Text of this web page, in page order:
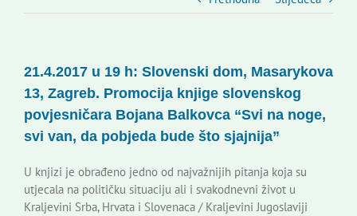
Korisne informacije
21.4.2017 u 19 h: Slovenski dom, Masarykova
13, Zagreb. Promocija knjige slovenskog
povjesničara Bojana Balkovca “Svi na noge,
svi van, da pobjeda bude što sjajnija”
U knjizi je obrađeno jedno od najvažnijih pitanja koja su
utjecala na političku situaciju ali i svakodnevni život u
Kraljevini Srba, Hrvata i Slovenaca / Kraljevini Jugoslaviji